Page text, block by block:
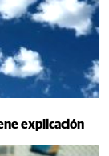
explicación